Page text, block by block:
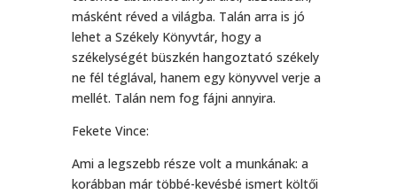
másként réved a világba. Talán arra is jó
lehet a Székely Könyvtár, hogy a
székelységét büszkén hangoztató székely
ne fél téglával, hanem egy könyvvel verje a
mellét. Talán nem fog fájni annyira.
Fekete Vince:
Ami a legszebb része volt a munkának: a
korábban már többé-kevésbé ismert költői